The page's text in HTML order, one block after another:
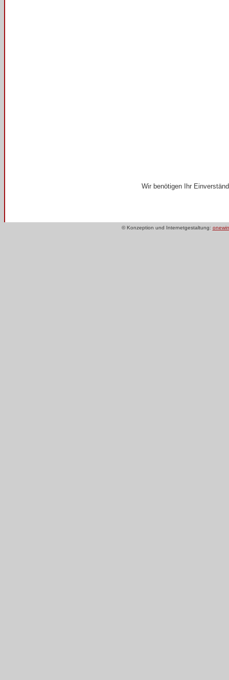
Wir benötigen Ihr
© Konzeption und Internetgestaltung: